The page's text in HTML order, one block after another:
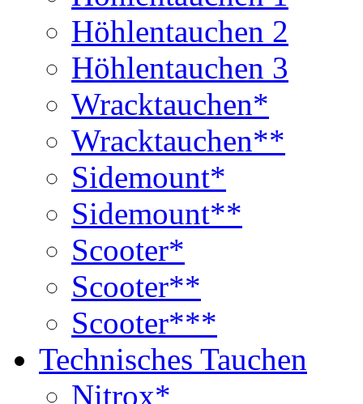
Höhlentauchen 2
Höhlentauchen 3
Wracktauchen*
Wracktauchen**
Sidemount*
Sidemount**
Scooter*
Scooter**
Scooter***
Technisches Tauchen
Nitrox*